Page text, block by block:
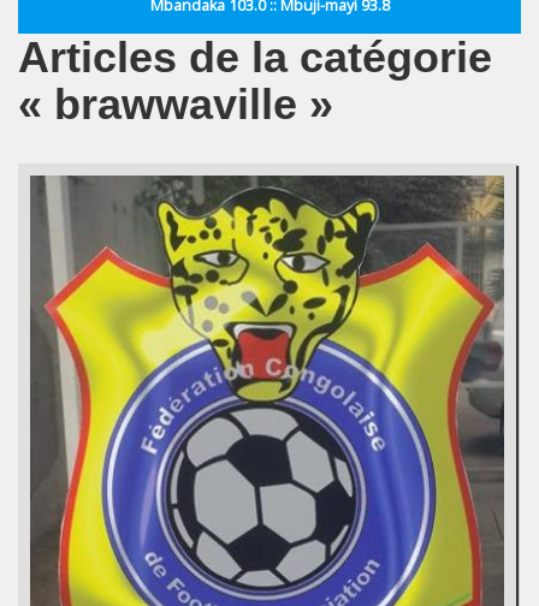
Mbandaka 103.0 :: Mbuji-mayi 93.8
Articles de la catégorie
« brawwaville »